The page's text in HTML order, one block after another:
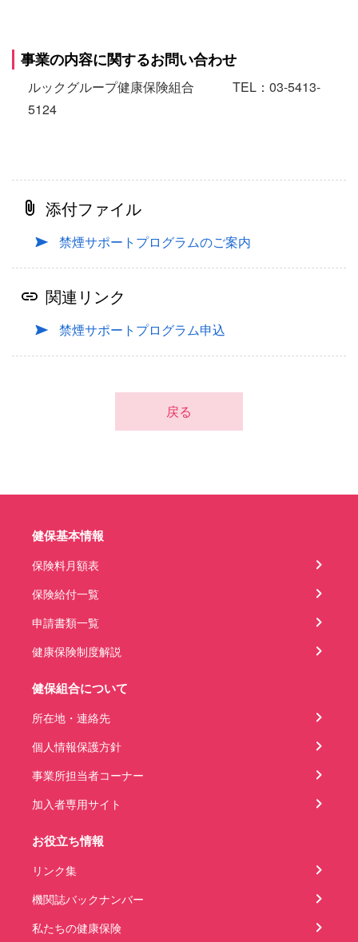
事業の内容に関するお問い合わせ
ルックグループ健康保険組合 TEL：03-5413-
5124
添付ファイル
禁煙サポートプログラムのご案内
関連リンク
禁煙サポートプログラム申込
戻る
健保基本情報
保険料月額表
保険給付一覧
申請書類一覧
健康保険制度解説
健保組合について
所在地・連絡先
個人情報保護方針
事業所担当者コーナー
加入者専用サイト
お役立ち情報
リンク集
機関誌バックナンバー
私たちの健康保険